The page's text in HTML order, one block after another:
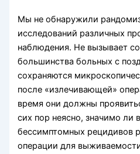
Мы не обнаружили
исследований различных
наблюдения. Не вызывает
большинства больных с
сохраняются
после «излечивающей»
время они должны
сих пор неясно, значимо ли
бессимптомных рецидивов
операции для